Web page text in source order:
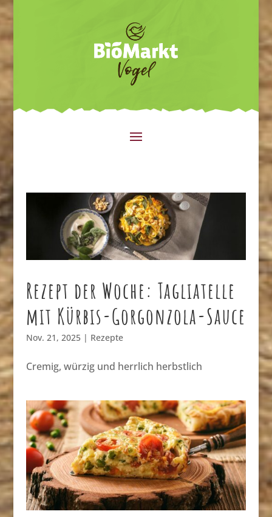
Rezept der Woche: Tagliatelle
mit Kürbis-Gorgonzola-Sauce
Nov. 21, 2025| Rezepte
Cremig, würzig und herrlich herbstlich